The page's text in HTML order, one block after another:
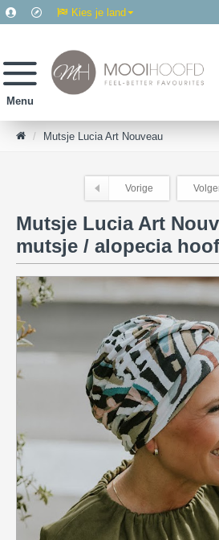
Kies je land
Mutsje Lucia Art Nouveau
Vorige
Mutsje Lucia Art
mutsje / alopecia